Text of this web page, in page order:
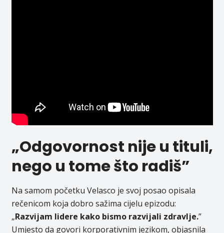
„Odgovornost nije u tituli,
nego u tome što radiš”
Na samom početku Velasco je svoj posao opisala
rečenicom koja dobro sažima cijelu epizodu:
„Razvijam lidere kako bismo razvijali zdravlje.”
Umjesto da govori korporativnim jezikom, objasnila